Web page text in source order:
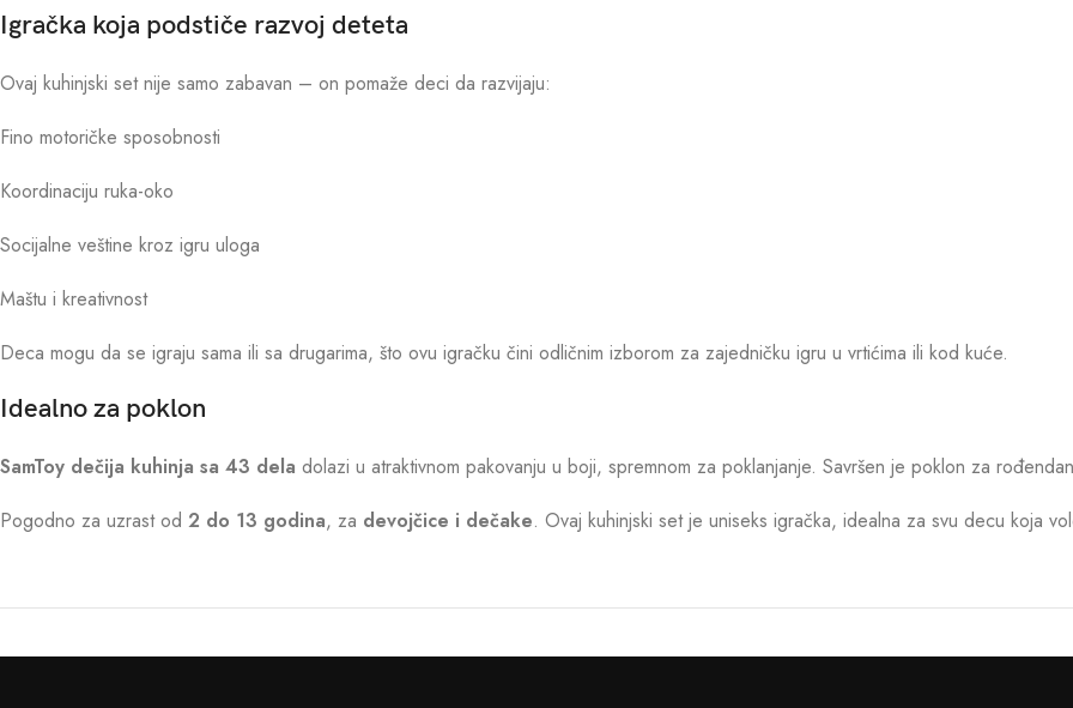
Igračka koja podstiče razvoj deteta
Ovaj kuhinjski set nije samo zabavan – on pomaže deci da razvijaju:
Fino motoričke sposobnosti
Koordinaciju ruka-oko
Socijalne veštine kroz igru uloga
Maštu i kreativnost
Deca mogu da se igraju sama ili sa drugarima, što ovu igračku čini odličnim izborom za zajedničku igru u vrtićima ili kod kuće.
Idealno za poklon
SamToy dečija kuhinja sa 43 dela dolazi u atraktivnom pakovanju u boji, spremnom za poklanjanje. Savršen je poklon za
Pogodno za uzrast od 2 do 13 godina, za devojčice i dečake. Ovaj kuhinjski set je uniseks igračka, idealna za svu decu koja